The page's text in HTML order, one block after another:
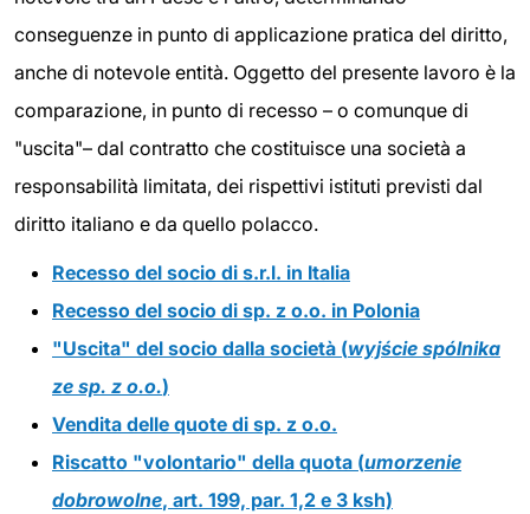
conseguenze in punto di applicazione pratica del diritto,
anche di notevole entità. Oggetto del presente lavoro è la
comparazione, in punto di recesso – o comunque di
"uscita"– dal contratto che costituisce una società a
responsabilità limitata, dei rispettivi istituti previsti dal
diritto italiano e da quello polacco.
Recesso del socio di s.r.l. in Italia
Recesso del socio di sp. z o.o. in Polonia
"Uscita" del socio dalla società (wyjście spólnika
ze sp. z o.o.)
Vendita delle quote di sp. z o.o.
Riscatto "volontario" della quota (umorzenie
dobrowolne, art. 199, par. 1,2 e 3 ksh)